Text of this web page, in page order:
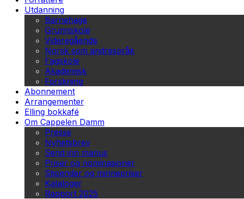
Utdanning
Barnehage
Grunnskole
Videregående
Norsk som andrespråk
Fagskole
Akademisk
Forskning
Abonnement
Arrangementer
Elling bokkafé
Om Cappelen Damm
Presse
Nyhetsbrev
Send inn manus
Priser og nominasjoner
Stipender og minnepriser
Kataloger
Rapport 2025